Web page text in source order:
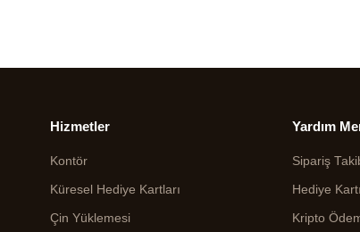
Hizmetler
Kontör
Küresel Hediye Kartları
Çin Yüklemesi
Yardım
Sipariş
Hediye
Kripto